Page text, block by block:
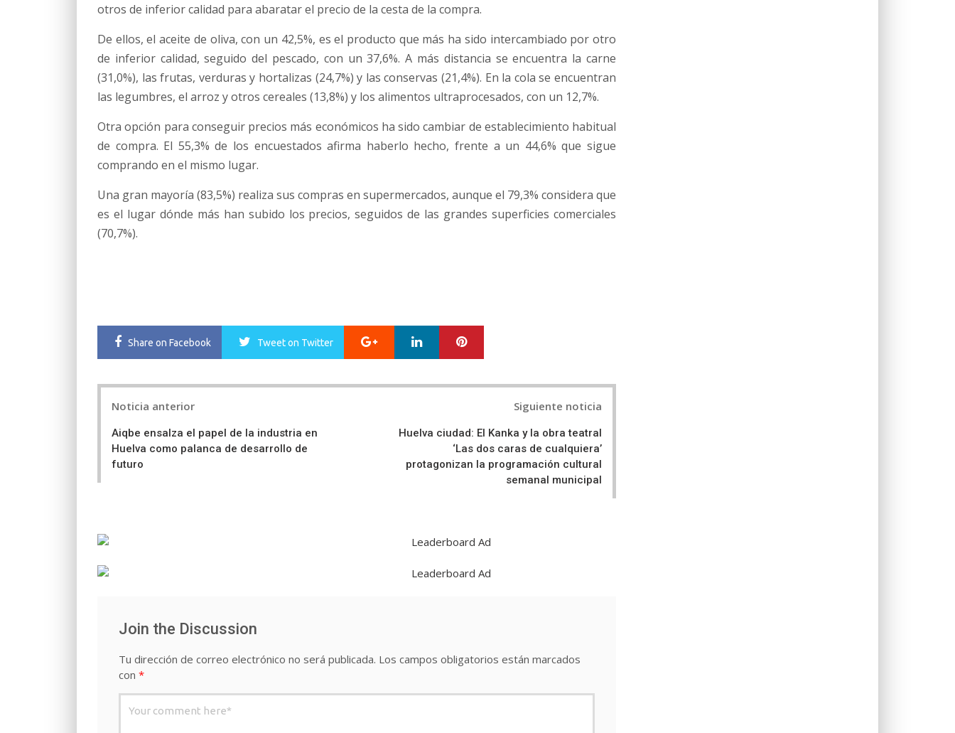
otros de inferior calidad para abaratar el precio de la cesta de la compra.
De ellos, el aceite de oliva, con un 42,5%, es el producto que más ha sido intercambiado por otro
de inferior calidad, seguido del pescado, con un 37,6%. A más distancia se encuentra la carne
(31,0%), las frutas, verduras y hortalizas (24,7%) y las conservas (21,4%). En la cola se encuentran
las legumbres, el arroz y otros cereales (13,8%) y los alimentos ultraprocesados, con un 12,7%.
Otra opción para conseguir precios más económicos ha sido cambiar de establecimiento habitual
de compra. El 55,3% de los encuestados afirma haberlo hecho, frente a un 44,6% que sigue
comprando en el mismo lugar.
Una gran mayoría (83,5%) realiza sus compras en supermercados, aunque el 79,3% considera que
es el lugar dónde más han subido los precios, seguidos de las grandes superficies comerciales
(70,7%).
Share on Facebook Tweeton Twitter Google+ LinkedIn
Noticia anterior
Aiqbe ensalza el papel de la industria en
Huelva como palanca de desarrollo de
futuro
Siguiente noticia
Huelva ciudad: El Kanka y la obra teatral
‘Las dos caras de cualquiera’
protagonizan la programación cultural
semanal municipal
Join the Discussion
Tu dirección de correo electrónico no será publicada. Los campos obligatorios están marcados
con *